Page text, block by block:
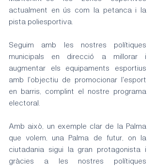
actualment en ús com la petanca i la
pista poliesportiva.
Seguim amb les nostres polítiques
municipals en direcció a millorar i
augmentar els equipaments esportius
amb l'objectiu de promocionar l'esport
en barris, complint el nostre programa
electoral.
Amb això, un exemple clar de la Palma
que volem, una Palma de futur, on la
ciutadania sigui la gran protagonista i
gràcies a les nostres polítiques